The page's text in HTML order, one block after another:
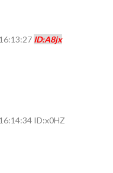
ID:A8jx
ID:x0HZ